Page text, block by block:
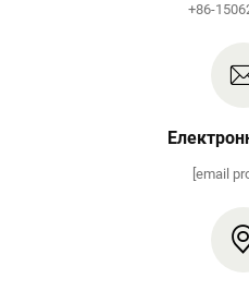
+86-
[email